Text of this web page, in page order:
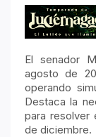
El senador
agosto de
operando
Destaca la
para resolver
de diciembre.
Nacional